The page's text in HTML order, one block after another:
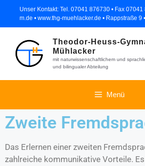
Unser Kontakt: Tel. 07041 876730 • Fax
m.de • www.thg-muehlacker.de • Rappstraße 9
Theodor-Heuss-
Mühlacker
mit naturwissenschaftlichem und
und bilingualer Abteilung
Menü
Zweite
Das Erlernen einer zweiten
zahlreiche kommunikative Vorteile.